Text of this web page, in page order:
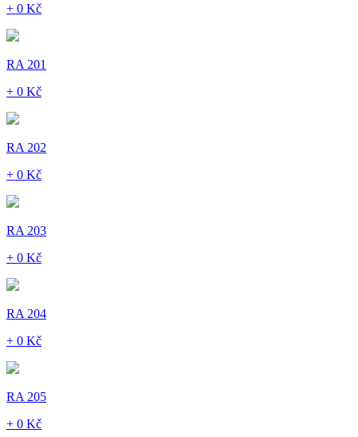
+ 0 Kč
RA 201
+ 0 Kč
RA 202
+ 0 Kč
RA 203
+ 0 Kč
RA 204
+ 0 Kč
RA 205
+ 0 Kč